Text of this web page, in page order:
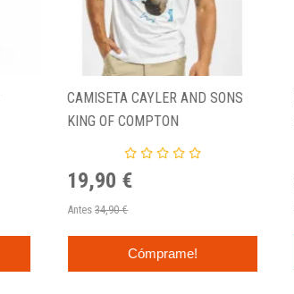
CAMISETA CAYLER AND SONS
KING OF COMPTON
19,90 €
Antes 34,90 €
Cómprame!